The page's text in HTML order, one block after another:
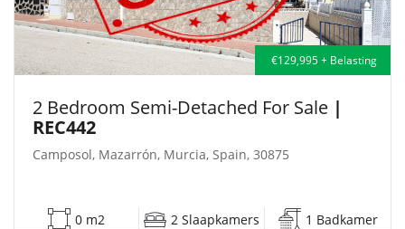
€129,995 + Belasting
2 Bedroom Semi-Detached For Sale |
REC442
Camposol, Mazarrón, Murcia, Spain, 30875
0 m2 2 Slaapkamers 1 Badkamer